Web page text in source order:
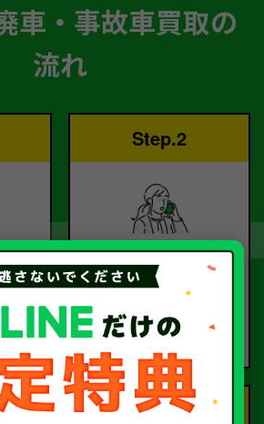
車・事故車買取の
流れ
ォー
Step.2
査定
査定のプロが
お電話で回答いたしま
す。
Step.4